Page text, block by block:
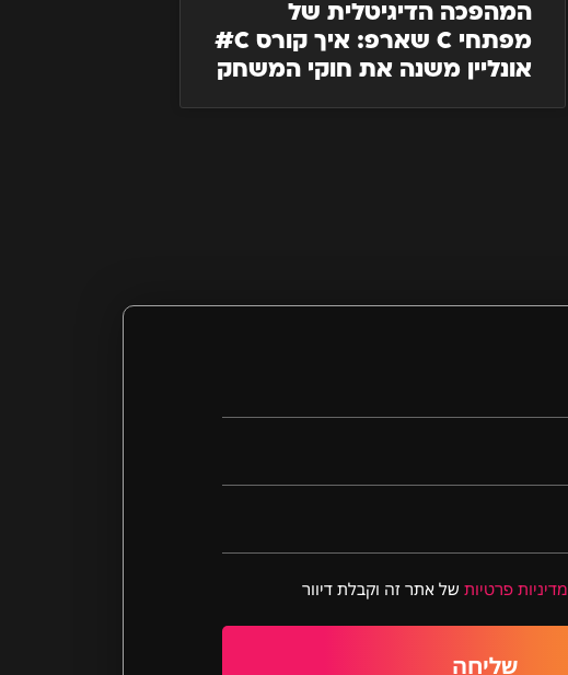
המהפכה הדיגיטלית של
מפתחי C שארפ: איך קורס C#
אונליין משנה את חוקי המשחק
מדיניות פרטיות של אתר זה וקבלת דיוור
שליחה